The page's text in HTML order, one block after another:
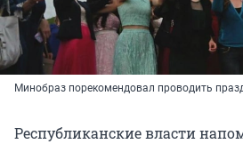
Минобраз порекомендовал проводить
Республиканские власти